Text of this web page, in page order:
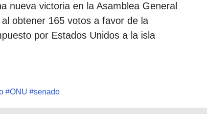
nueva victoria en la Asamblea General
obtener 165 votos a favor de la
por Estados Unidos a la isla
#ONU #senado